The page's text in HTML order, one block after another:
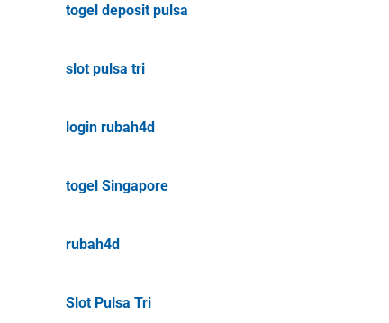
togel deposit pulsa
slot pulsa tri
login rubah4d
togel Singapore
rubah4d
Slot Pulsa Tri